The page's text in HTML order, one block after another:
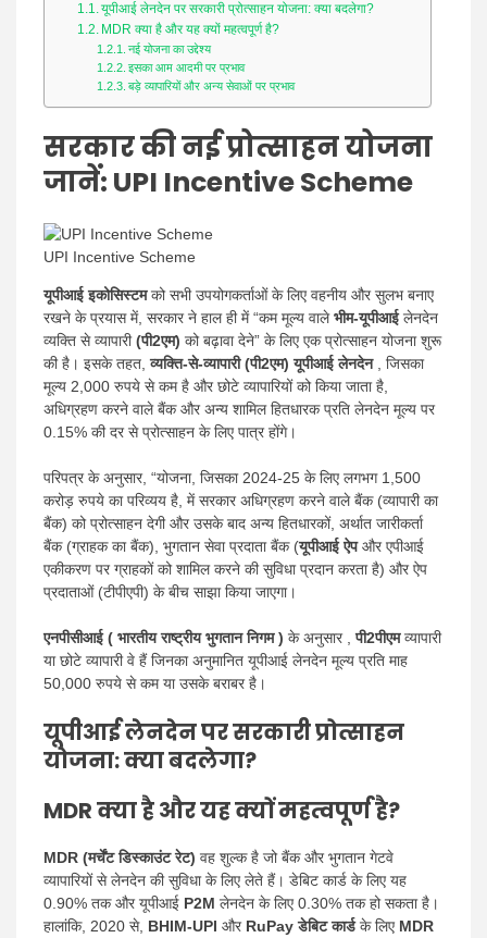
Hindi
News
यूपीआई लेनदेन पर सरकारी प्रोत्साहन योजना: क्या बदलेगा?
MDR क्या है और यह क्यों महत्वपूर्ण है?
नई योजना का उद्देश्य
इसका आम आदमी पर प्रभाव
बड़े व्यापारियों और अन्य सेवाओं पर प्रभाव
सरकार की नई प्रोत्साहन योजना
जानें: UPI Incentive Scheme
UPI Incentive Scheme
यूपीआई इकोसिस्टमको सभी उपयोगकर्ताओं के लिए वहनीय और सुलभ बनाए
रखने के प्रयास में, सरकार ने हाल ही में “कम मूल्य वालेभीम-यूपीआईलेनदेन
व्यक्ति से व्यापारी(पी2एम) को बढ़ावा देने” के लिए एक प्रोत्साहन योजना शुरू
की है। इसके तहत,व्यक्ति-से-व्यापारी (पी2एम) यूपीआई लेनदेन, जिसका
मूल्य 2,000 रुपये से कम है और छोटे व्यापारियों को किया जाता है,
अधिग्रहण करने वाले बैंक और अन्य शामिल हितधारक प्रति लेनदेन मूल्य पर
0.15% की दर से प्रोत्साहन के लिए पात्र होंगे।
परिपत्र के अनुसार, “योजना, जिसका 2024-25 के लिए लगभग 1,500
करोड़ रुपये का परिव्यय है, में सरकार अधिग्रहण करने वाले बैंक (व्यापारी का
बैंक) को प्रोत्साहन देगी और उसके बाद अन्य हितधारकों, अर्थात जारीकर्ता
बैंक (ग्राहक का बैंक), भुगतान सेवा प्रदाता बैंक (यूपीआई ऐपऔर एपीआई
एकीकरण पर ग्राहकों को शामिल करने की सुविधा प्रदान करता है) और ऐप
प्रदाताओं (टीपीएपी) के बीच साझा किया जाएगा।
एनपीसीआई ( भारतीय राष्ट्रीय भुगतान निगम ) के अनुसार ,पी2पीएमव्यापारी
या छोटे व्यापारी वे हैं जिनका अनुमानित यूपीआई लेनदेन मूल्य प्रति माह
50,000 रुपये से कम या उसके बराबर है।
यूपीआई लेनदेन पर सरकारी प्रोत्साहन
योजना: क्या बदलेगा?
MDR क्या है और यह क्यों महत्वपूर्ण है?
MDR (मर्चेंट डिस्काउंट रेट) वह शुल्क है जो बैंक और भुगतान गेटवे
व्यापारियों से लेनदेन की सुविधा के लिए लेते हैं। डेबिट कार्ड के लिए यह
0.90% तक और यूपीआई P2M लेनदेन के लिए 0.30% तक हो सकता है।
हालांकि, 2020 से, BHIM-UPI औरRuPay डेबिट कार्डके लिए MDR